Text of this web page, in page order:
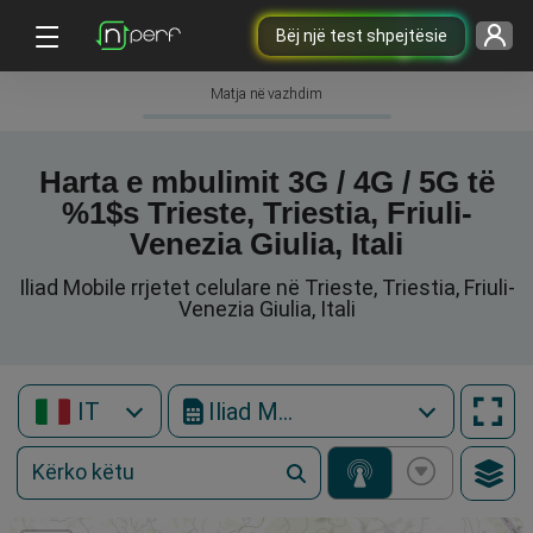
Bëj një test shpejtësie
Matja në vazhdim
Harta e mbulimit 3G / 4G / 5G të
%1$s Trieste, Triestia, Friuli-
Venezia Giulia, Itali
Iliad Mobile rrjetet celulare në Trieste, Triestia, Friuli-
Venezia Giulia, Itali
IT Iliad Mobile